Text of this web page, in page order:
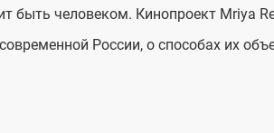
быть человеком. Кинопроект Mriya
России, о способах их